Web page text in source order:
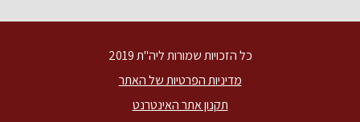
כל הזכויות שמורות ליה"ת 2019
מדיניות הפרטיות של האתר
תקנון אתר האינטרנט